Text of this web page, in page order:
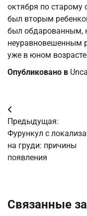
октября по старому
был вторым
был обдарованным,
неуравновешенным
уже в юном
Опубликовано в
Навигация
по
записям
Предыдущая:
Фурункул с
на груди: причины
появления
Связанные